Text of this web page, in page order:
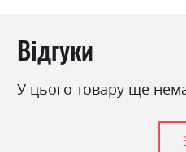
Колір (Корпус):
Стиль
Відгуки
У цього товару ще